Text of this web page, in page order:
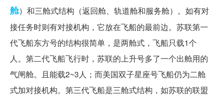
舱）和三舱式结构（返回舱、轨道舱和服务舱）。如有对
接任务时则有对接机构，它放在飞船的最前边。苏联第一
代飞船东方号的结构很简单，是两舱式，飞船只载1个
人。第二代飞船飞行时，苏联的上升号多了一个出舱用的
气闸舱。且能载2~3人；而美国双子星座号飞船仍为二舱
式加对接机构。第三代飞船是三舱式结构，如苏联的联盟